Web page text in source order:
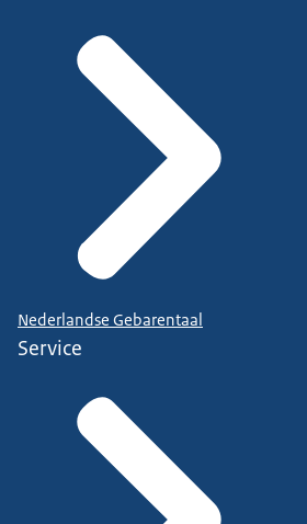
Nederlandse Gebarentaal
Service